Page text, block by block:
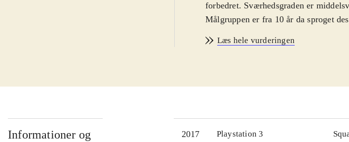
forbedret. Sværhedsgraden er
Målgruppen er fra 10 år da sproget
forskellige verdner inspireret af
Magic: The gathering, hvor du
Days" er ikke spilbart men består kun
Styringen, kameraføringen,
Læs hele vurderingen
Informationer og
2017 Playstation 3